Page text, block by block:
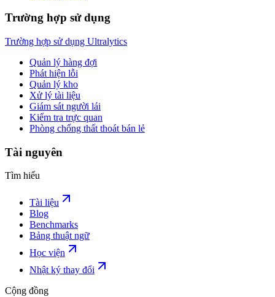
Trường hợp sử dụng
Trường hợp sử dụng Ultralytics
Quản lý hàng đợi
Phát hiện lỗi
Quản lý kho
Xử lý tài liệu
Giám sát người lái
Kiểm tra trực quan
Phòng chống thất thoát bán lẻ
Tài nguyên
Tìm hiểu
Tài liệu
Blog
Benchmarks
Bảng thuật ngữ
Học viện
Nhật ký thay đổi
Cộng đồng